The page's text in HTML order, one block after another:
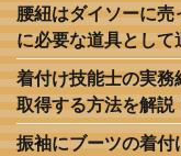
腰紐はダイソーに
に必要な道具とし
着付け技能士の実
取得する方法を解
振袖にブーツの着